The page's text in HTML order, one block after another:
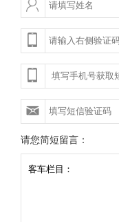
请您简短留言：